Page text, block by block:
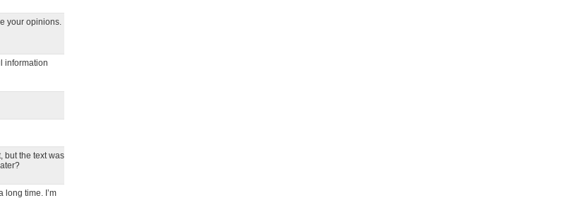
your opinions.
information
but the text was
long time. I’m